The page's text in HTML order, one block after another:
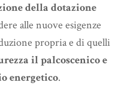
della dotazione
alle nuove esigenze
propria e di quelli
il palcoscenico e
energetico.